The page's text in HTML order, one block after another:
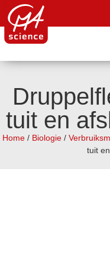
tuit en
Home/ Biologie/
tuit